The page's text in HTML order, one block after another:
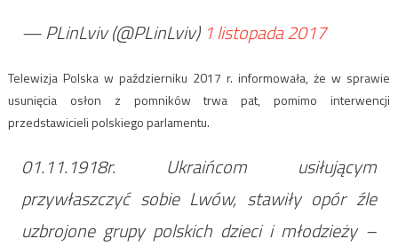
— PLinLviv (@PLinLviv) 1 listopada 2017
Telewizja Polska w październiku 2017 r. informowała, że w sprawie
usunięcia osłon z pomników trwa pat, pomimo interwencji
przedstawicieli polskiego parlamentu.
01.11.1918r. Ukraińcom usiłującym
przywłaszczyć sobie Lwów, stawiły opór źle
uzbrojone grupy polskich dzieci i młodzieży –